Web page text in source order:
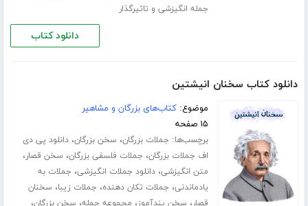
جمله انگیزشی و تاثیرگذار
دانلود کتاب
دانلود کتاب سخنان انیشتین
موضوع:کتاب‌های بزرگان و مشاهیر
۱۵ صفحه
برچسب‌ها: جملات بزرگان، سخن بزرگان،دانلود پی دی
اف جملات بزرگان، جملات فلسفی بزرگان، سخن قصار،
متن انگیزشی،دانلود جملات انگیزشی، جملات به
یادماندنی، جملات تکان دهنده، جملات زیبا، سخنان
قصار، سخن پندآموز، مجموعه جمله، سخن بزرگان،